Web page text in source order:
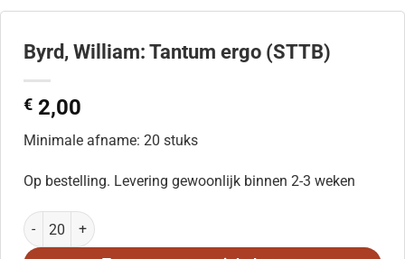
Byrd, William: Tantum ergo (STTB)
€ 2,00
Minimale afname: 20 stuks
Op bestelling. Levering gewoonlijk binnen 2-3 weken
Byrd, William: Tantum ergo (STTB) aantal